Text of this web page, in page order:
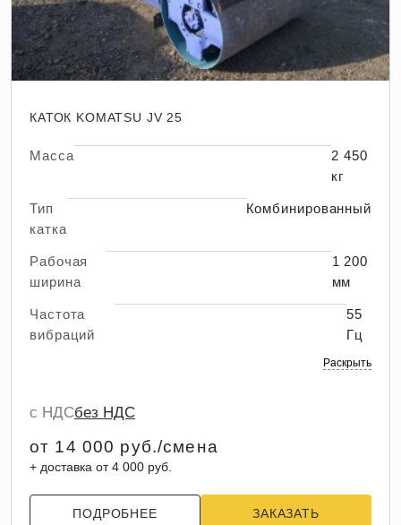
КАТОК KOMATSU JV 25
Масса
2 450
кг
Тип
катка
Комбинированный
Рабочая
ширина
1 200
мм
Частота
вибраций
55
Гц
Раскрыть
с НДСбез НДС
от 14 000 руб./смена
+ доставка от 4 000 руб.
ПОДРОБНЕЕ ЗАКАЗАТЬ